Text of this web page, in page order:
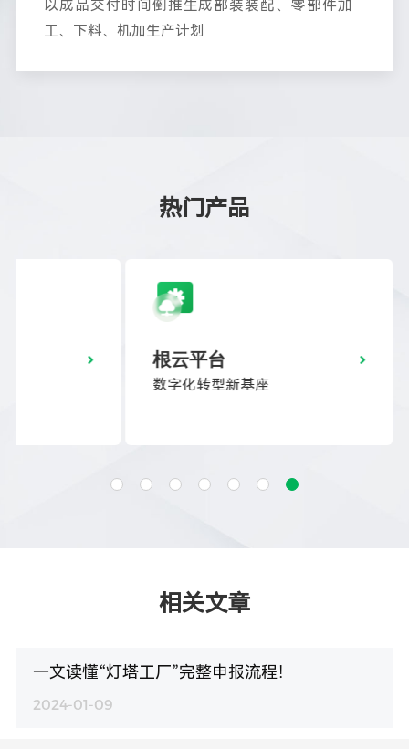
以成品交付时间倒推生成部装装配、零部件加
工、下料、机加生产计划
热门产品
根云平台
数字化转型新基座
相关文章
一文读懂“灯塔工厂”完整申报流程！
2024-01-09